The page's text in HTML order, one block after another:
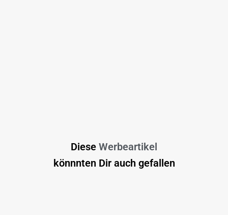
Diese Werbeartikel
könnnten Dir auch gefallen